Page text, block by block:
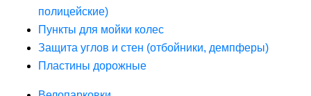
полицейские)
Пункты для мойки колес
Защита углов и стен (отбойники, демпферы)
Пластины дорожные